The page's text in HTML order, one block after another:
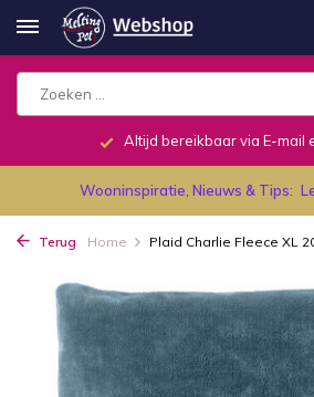
Altijd bereikbaar via E-mail
Wooninspiratie, Nieuws & Tips:
Terug Home Plaid Charlie Fleece XL